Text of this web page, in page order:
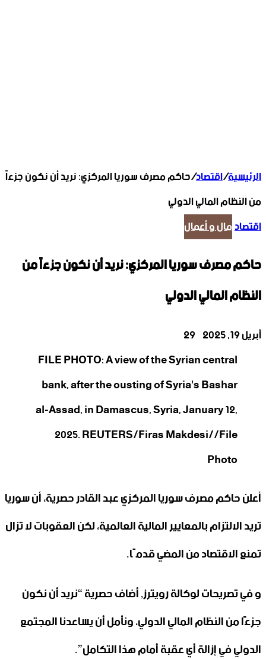
الرئيسية/اقتصاد/حاكم مصرف سوريا المركزي: نريد أن نكون جزءاً
من النظام المالي الدولي
اقتصادمال و أعمال
حاكم مصرف سوريا المركزي: نريد أن نكون جزءاً من
النظام المالي الدولي
أبريل 19, 2025 29
FILE PHOTO: A view of the Syrian central
bank, after the ousting of Syria's Bashar
al-Assad, in Damascus, Syria, January 12,
2025. REUTERS/Firas Makdesi//File
Photo
أعلن حاكم مصرف سوريا المركزي عبد القادر حصرية، أن سوريا
تريد الالتزام بالمعايير المالية العالمية، لكن العقوبات لا تزال
تمنع الاقتصاد من المضي قدمًا.
و في تصريحات لوكالة رويترز, أضاف حصرية “نريد أن نكون
جزءًا من النظام المالي الدولي، ونأمل أن يساعدنا المجتمع
الدولي في إزالة أي عقبة أمام هذا التكامل”.